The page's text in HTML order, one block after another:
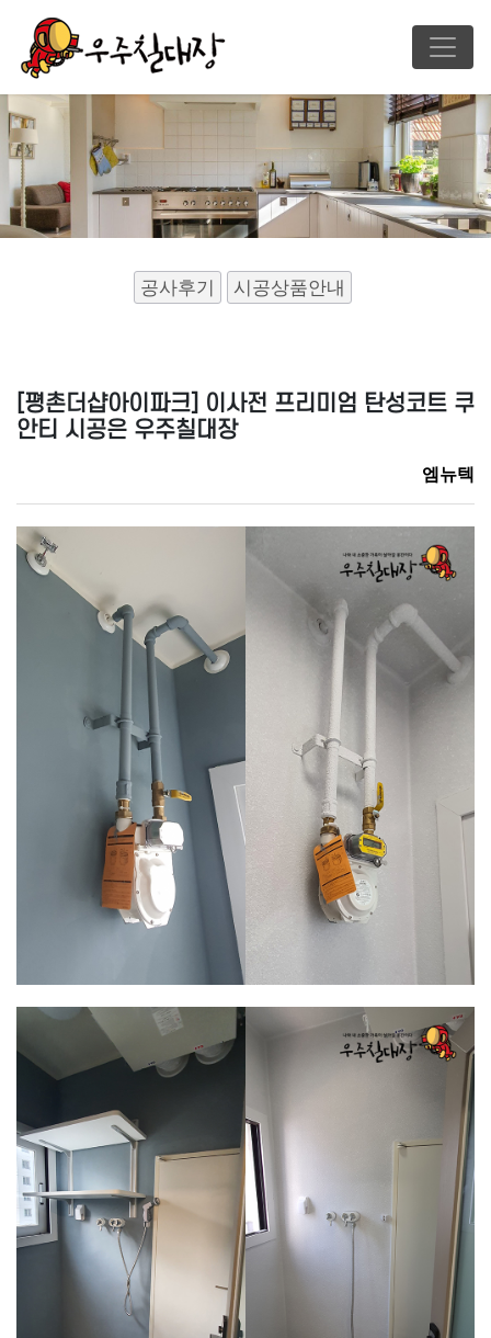
공사후기 시공상품안내
[평촌더샵아이파크] 이사전 프리미엄 탄성코트 쿠
안티 시공은 우주칠대장
엠뉴텍